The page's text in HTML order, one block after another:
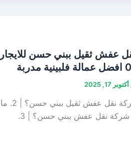
عفش ثقيل ببني حسن للايجار
أكتوبر 17, 2025
1. لماذا شركة نقل عفش ثقيل ببني حسن؟ | 2. ما
نقل عفش ببني حسن؟ | 3.